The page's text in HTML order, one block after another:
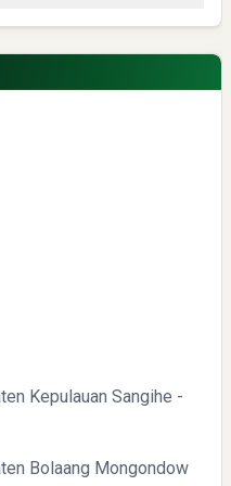
EduRank 2026
Kepulauan Sangihe -
Bolaang Mongondow